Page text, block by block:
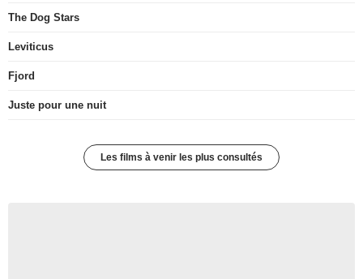
The Dog Stars
Leviticus
Fjord
Juste pour une nuit
Les films à venir les plus consultés